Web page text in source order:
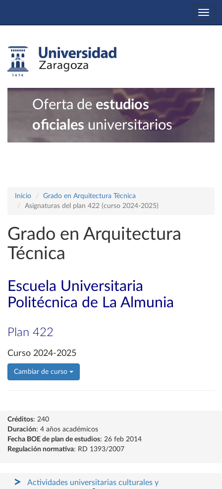
Oferta de estudios
oficiales universitarios
Inicio
Grado en Arquitectura Técnica
Asignaturas del plan 422 (curso 2024-2025)
Grado en Arquitectura
Técnica
Escuela Universitaria
Politécnica de La Almunia
Plan 422
Curso 2024-2025
Cambiar de curso
Créditos: 240
Duración: 4 años académicos
Fecha BOE de plan de estudios: 26 feb 2014
Regulación normativa: RD 1393/2007
Actividades universitarias culturales y